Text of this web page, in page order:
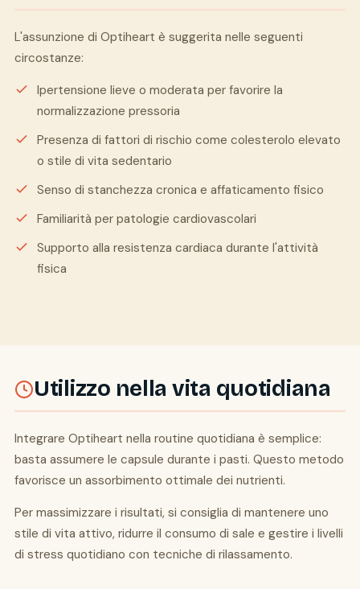
L'assunzione di Optiheart è suggerita nelle seguenti
circostanze:
Ipertensione lieve o moderata per favorire la
normalizzazione pressoria
Presenza di fattori di rischio come colesterolo elevato
o stile di vita sedentario
Senso di stanchezza cronica e affaticamento fisico
Familiarità per patologie cardiovascolari
Supporto alla resistenza cardiaca durante l'attività
fisica
Utilizzo nella vita quotidiana
Integrare Optiheart nella routine quotidiana è semplice:
basta assumere le capsule durante i pasti. Questo metodo
favorisce un assorbimento ottimale dei nutrienti.
Per massimizzare i risultati, si consiglia di mantenere uno
stile di vita attivo, ridurre il consumo di sale e gestire i livelli
di stress quotidiano con tecniche di rilassamento.